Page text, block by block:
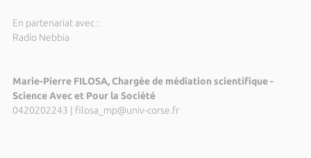
En partenariat avec :
Radio Nebbia
Marie-Pierre FILOSA, Chargée de médiation scientifique -
Science Avec et Pour la Société
0420202243 | filosa_mp@univ-corse.fr